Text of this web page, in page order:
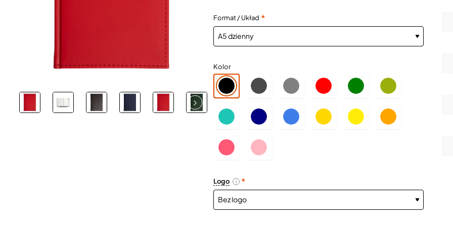
Format / Układ
Kolor
Logo i